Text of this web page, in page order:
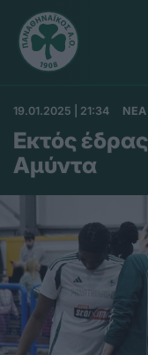
19.01.2025 | 21:34 ΝΕΑ
Εκτός
Αμύντα